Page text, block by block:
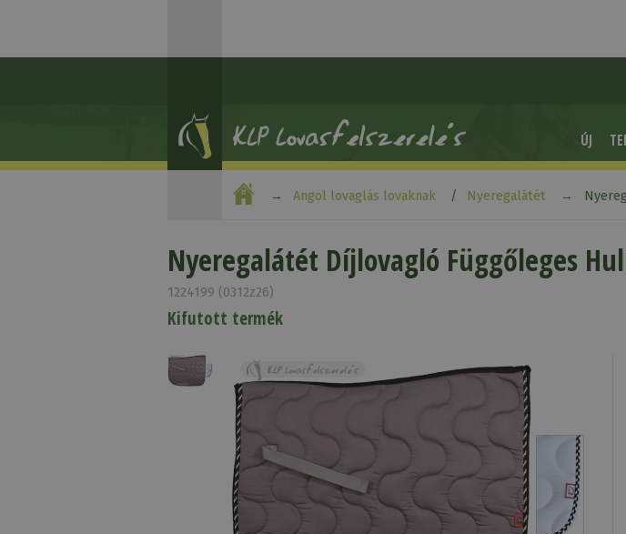
ÚJ
Angol lovaglás lovaknak Nyeregalátét
Nyeregalátét Díjlovagló Függőleges
1224199 (0312z26)
Kifutott termék